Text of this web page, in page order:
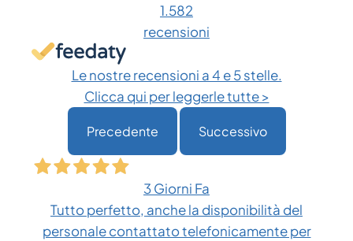
1.582
recensioni
Le nostre recensioni a 4 e 5 stelle.
Clicca qui per leggerle tutte >
Precedente Successivo
3 Giorni Fa
Tutto perfetto, anche la disponibilità del
personale contattato telefonicamente per